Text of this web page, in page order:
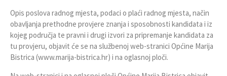
Opis poslova radnog mjesta, podaci o plaći radnog mjesta, način
obavljanja prethodne provjere znanja i sposobnosti kandidata i iz
kojeg područja te pravni i drugi izvori za pripremanje kandidata za
tu provjeru, objavit će se na službenoj web-stranici Općine Marija
Bistrica (www.marija-bistrica.hr) i na oglasnoj ploči.